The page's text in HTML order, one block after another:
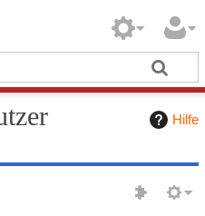
Hilfe